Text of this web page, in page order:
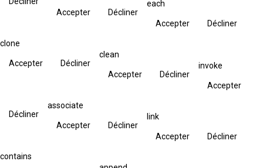
Accepter
Décliner
each
Accepter Décliner
clone
Accepter Décliner
clean
Accepter Décliner
invoke
Accepter
Décliner
associate
Accepter Décliner
link
Accepter Décliner
contains